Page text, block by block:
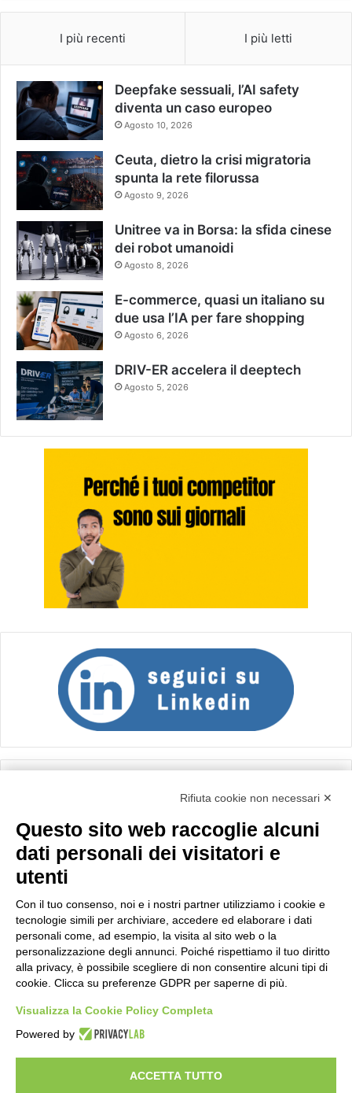
I più recenti I più letti
Deepfake sessuali, l’AI safety
diventa un caso europeo
Agosto 10, 2026
Ceuta, dietro la crisi migratoria
spunta la rete filorussa
Agosto 9, 2026
Unitree va in Borsa: la sfida cinese
dei robot umanoidi
Agosto 8, 2026
E-commerce, quasi un italiano su
due usa l’IA per fare shopping
Agosto 6, 2026
DRIV-ER accelera il deeptech
Agosto 5, 2026
Importo netto (€):
Calcola
Scorporo IVA
Importo lordo (€):
Rifiuta cookie non necessari ✕
Questo sito web raccoglie alcuni
dati personali dei visitatori e
utenti
Con il tuo consenso, noi e i nostri partner utilizziamo i cookie e
tecnologie simili per archiviare, accedere ed elaborare i dati
personali come, ad esempio, la visita al sito web o la
personalizzazione degli annunci. Poiché rispettiamo il tuo diritto
alla privacy, è possibile scegliere di non consentire alcuni tipi di
cookie. Clicca su preferenze GDPR per saperne di più.
Visualizza la Cookie Policy Completa
Powered by
ACCETTA TUTTO